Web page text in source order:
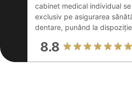
cabinet medical individual
exclusiv pe asigurarea
dentare, punând la
8.8